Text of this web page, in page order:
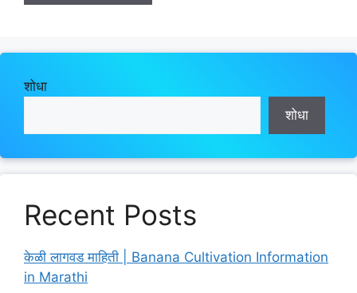
शोधा
शोधा
Recent Posts
केळी लागवड माहिती | Banana Cultivation Information
in Marathi